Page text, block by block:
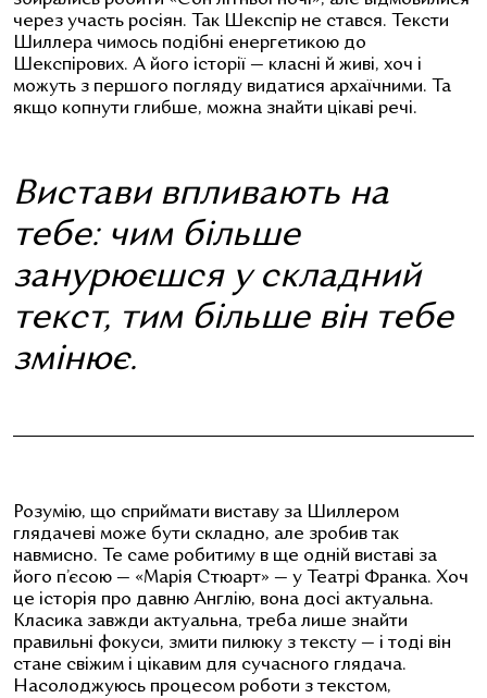
через участь росіян. Так Шекспір не стався. Тексти
Шиллера чимось подібні енергетикою до
Шекспірових. А його історії — класні й живі, хоч і
можуть з першого погляду видатися архаїчними. Та
якщо копнути глибше, можна знайти цікаві речі.
Вистави впливають на
тебе: чим більше
занурюєшся у складний
текст, тим більше він тебе
змінює.
Розумію, що сприймати виставу за Шиллером
глядачеві може бути складно, але зробив так
навмисно. Те саме робитиму в ще одній виставі за
його п’єсою — «Марія Стюарт» — у Театрі Франка. Хоч
це історія про давню Англію, вона досі актуальна.
Класика завжди актуальна, треба лише знайти
правильні фокуси, змити пилюку з тексту — і тоді він
стане свіжим і цікавим для сучасного глядача.
Насолоджуюсь процесом роботи з текстом,